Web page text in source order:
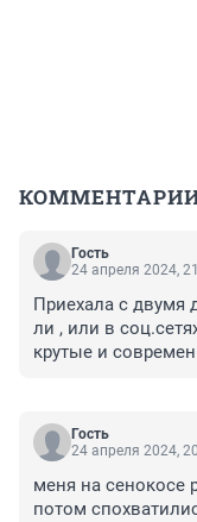
Гость
24 апреля 2024,
Приехала с двумя
ли , или в
крутые и
Гость
24 апреля 2024,
меня на сенокосе
потом